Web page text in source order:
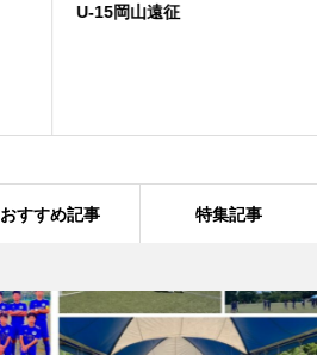
U-15岡山遠征
おすすめ記事 特集記事